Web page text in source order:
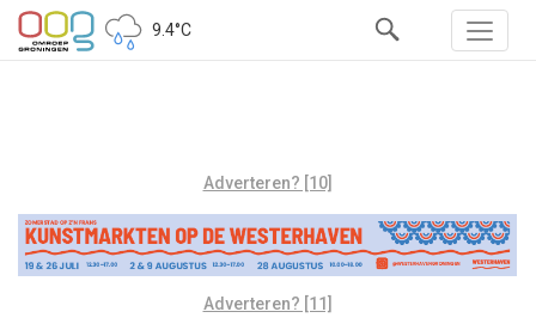
9.4°C
Adverteren? [10]
Adverteren? [11]